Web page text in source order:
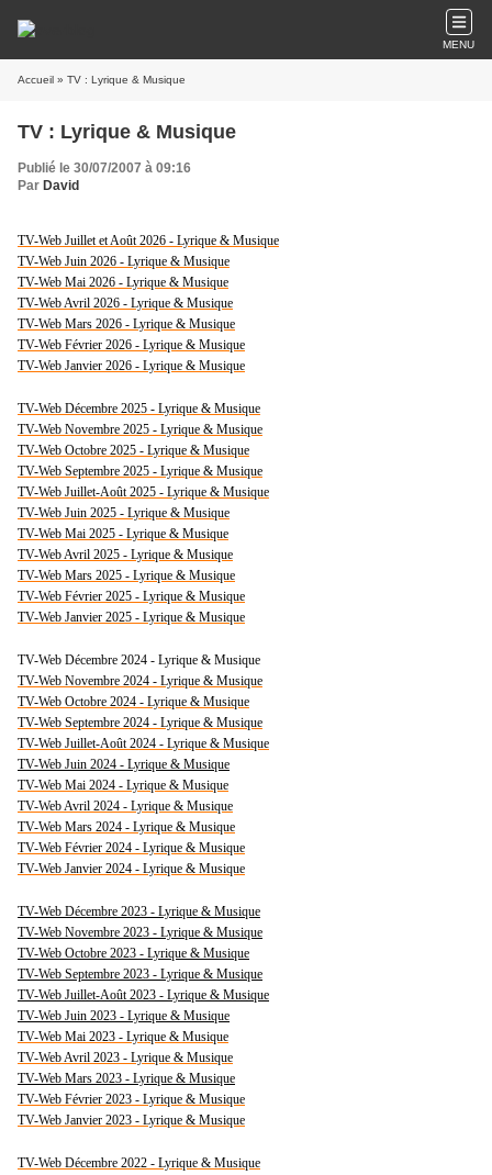
MENU
Accueil » TV : Lyrique & Musique
TV : Lyrique & Musique
Publié le 30/07/2007 à 09:16
Par David
TV-Web Juillet et Août 2026 - Lyrique & Musique
TV-Web Juin 2026 - Lyrique & Musique
TV-Web Mai 2026 - Lyrique & Musique
TV-Web Avril 2026 - Lyrique & Musique
TV-Web Mars 2026 - Lyrique & Musique
TV-Web Février 2026 - Lyrique & Musique
TV-Web Janvier 2026 - Lyrique & Musique
TV-Web Décembre 2025 - Lyrique & Musique
TV-Web Novembre 2025 - Lyrique & Musique
TV-Web Octobre 2025 - Lyrique & Musique
TV-Web Septembre 2025 - Lyrique & Musique
TV-Web Juillet-Août 2025 - Lyrique & Musique
TV-Web Juin 2025 - Lyrique & Musique
TV-Web Mai 2025 - Lyrique & Musique
TV-Web Avril 2025 - Lyrique & Musique
TV-Web Mars 2025 - Lyrique & Musique
TV-Web Février 2025 - Lyrique & Musique
TV-Web Janvier 2025 - Lyrique & Musique
TV-Web Décembre 2024 - Lyrique & Musique
TV-Web Novembre 2024 - Lyrique & Musique
TV-Web Octobre 2024 - Lyrique & Musique
TV-Web Septembre 2024 - Lyrique & Musique
TV-Web Juillet-Août 2024 - Lyrique & Musique
TV-Web Juin 2024 - Lyrique & Musique
TV-Web Mai 2024 - Lyrique & Musique
TV-Web Avril 2024 - Lyrique & Musique
TV-Web Mars 2024 - Lyrique & Musique
TV-Web Février 2024 - Lyrique & Musique
TV-Web Janvier 2024 - Lyrique & Musique
TV-Web Décembre 2023 - Lyrique & Musique
TV-Web Novembre 2023 - Lyrique & Musique
TV-Web Octobre 2023 - Lyrique & Musique
TV-Web Septembre 2023 - Lyrique & Musique
TV-Web Juillet-Août 2023 - Lyrique & Musique
TV-Web Juin 2023 - Lyrique & Musique
TV-Web Mai 2023 - Lyrique & Musique
TV-Web Avril 2023 - Lyrique & Musique
TV-Web Mars 2023 - Lyrique & Musique
TV-Web Février 2023 - Lyrique & Musique
TV-Web Janvier 2023 - Lyrique & Musique
TV-Web Décembre 2022 - Lyrique & Musique